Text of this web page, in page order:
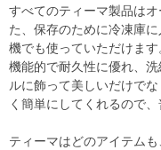
すべてのティーマ製品は
た、保存のために冷凍庫
機でも使っていただけます
機能的で耐久性に優れ、
ルに飾って美しいだけで
く簡単にしてくれるので
ティーマはどのアイテム